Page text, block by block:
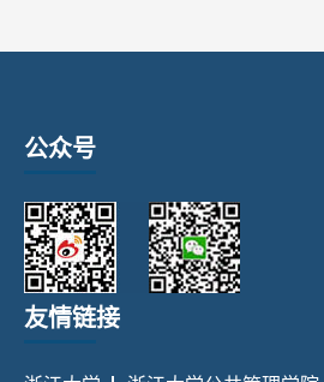
公众号
友情链接